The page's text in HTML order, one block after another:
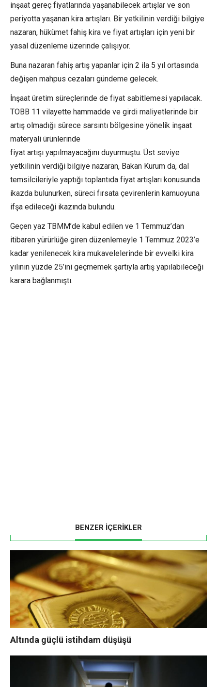
inşaat gereç fiyatlarında yaşanabilecek artışlar ve son
periyotta yaşanan kira artışları. Bir yetkilinin verdiği bilgiye
nazaran, hükümet fahiş kira ve fiyat artışları için yeni bir
yasal düzenleme üzerinde çalışıyor.
Buna nazaran fahiş artış yapanlar için 2 ila 5 yıl ortasında
değişen mahpus cezaları gündeme gelecek.
İnşaat üretim süreçlerinde de fiyat sabitlemesi yapılacak.
TOBB 11 vilayette hammadde ve girdi maliyetlerinde bir
artış olmadığı sürece sarsıntı bölgesine yönelik inşaat
materyali ürünlerinde
fiyat artışı yapılmayacağını duyurmuştu. Üst seviye
yetkilinin verdiği bilgiye nazaran, Bakan Kurum da, dal
temsilcileriyle yaptığı toplantıda fiyat artışları konusunda
ikazda bulunurken, süreci fırsata çevirenlerin kamuoyuna
ifşa edileceği ikazında bulundu.
Geçen yaz TBMM’de kabul edilen ve 1 Temmuz’dan
itibaren yürürlüğe giren düzenlemeyle 1 Temmuz 2023’e
kadar yenilenecek kira mukavelelerinde bir evvelki kira
yılının yüzde 25’ini geçmemek şartıyla artış yapılabileceği
karara bağlanmıştı.
BENZER İÇERİKLER
Altında güçlü istihdam düşüşü